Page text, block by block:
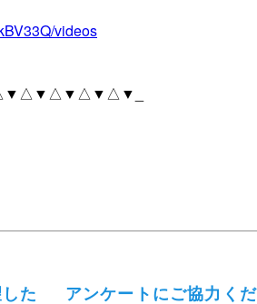
videos
た
アンケートにご協力くだ